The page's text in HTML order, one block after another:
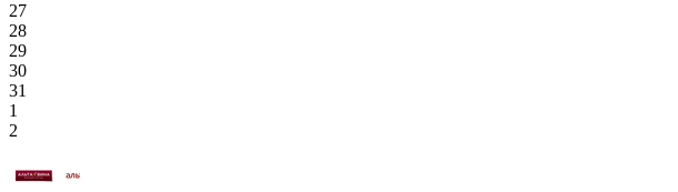
27
28
29
30
31
1
2